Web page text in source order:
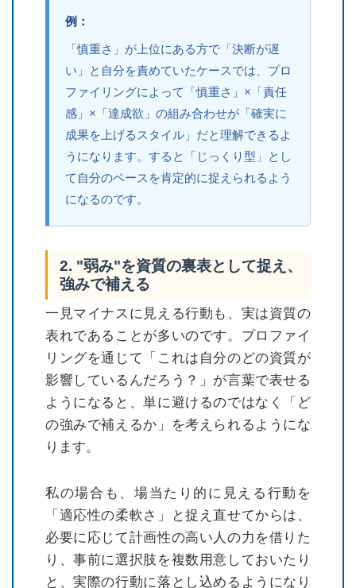
「慎重さ」が上位にある方で「決断が遅
い」と自分を責めていたケースでは、プロ
ファイリングによって「慎重さ」×「責任
感」×「達成欲」の組み合わせが「確実に
成果を上げるスタイル」だと理解できるよ
うになります。すると「じっくり型」とし
て自分のペースを肯定的に捉えられるよう
になるのです。
2. "弱み"を資質の裏表として捉え、
強みで補える
一見マイナスに見える行動も、実は資質の
表れであることが多いのです。プロファイ
リングを通じて「これは自分のどの資質が
影響しているんだろう？」が言葉で表せる
ようになると、単に避けるのではなく「ど
の強みで補えるか」を考えられるようにな
ります。
私の場合も、場当たり的に見える行動を
「適応性の柔軟さ」と捉え直せてからは、
必要に応じて計画性の高い人の力を借りた
り、事前に選択肢を複数用意しておいたり
と、実際の行動に落とし込めるようになり